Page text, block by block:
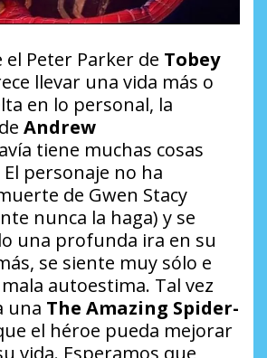
Peter Parker de Tobey
llevar una vida más o
en lo personal, la
Andrew
tiene muchas cosas
personaje no ha
de Gwen Stacy
nunca la haga) y se
una profunda ira en su
se siente muy sólo e
autoestima. Tal vez
una The Amazing Spider-
el héroe pueda mejorar